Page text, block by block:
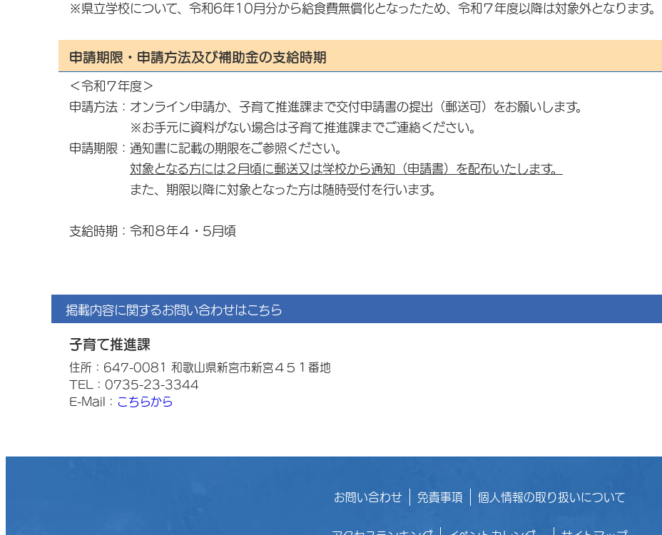
※県立学校について、令和6年10月分から給食費無償化となったため、令和７年度以降は対象外となります。
申請期限・申請方法及び補助金の支給時期
＜令和７年度＞
申請方法：オンライン申請か、子育て推進課まで交付申請書の提出（郵送可）をお願いします。
※お手元に資料がない場合は子育て推進課までご連絡ください。
申請期限：通知書に記載の期限をご参照ください。
対象となる方には２月頃に郵送又は学校から通知（申請書）を配布いたします。
また、期限以降に対象となった方は随時受付を行います。
支給時期：令和８年４・5月頃
掲載内容に関するお問い合わせはこちら
子育て推進課
住所：647-0081 和歌山県新宮市新宮４５１番地
TEL：0735-23-3344
E-Mail： こちらから
お問い合わせ 免責事項 個人情報の取り扱いについて